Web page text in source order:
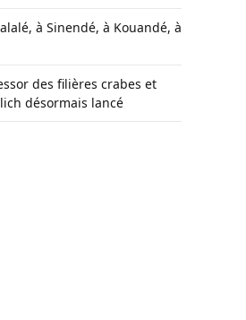
à Sinendé, à Kouandé, à
des filières crabes et
désormais lancé